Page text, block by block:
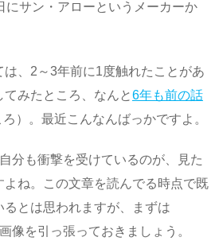
にサン・アローというメーカーか
は、2～3年前に1度触れたことがあ
みたところ、なんと6年も前の話
）。最近こんなんばっかですよ。
分も衝撃を受けているのが、見た
よね。この文章を読んでる時点で既
とは思われますが、まずは
像を引っ張っておきましょう。